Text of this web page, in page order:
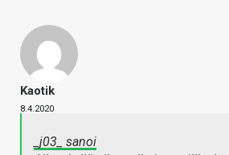
Kaotik
8.4.2020
_j03_ sanoi